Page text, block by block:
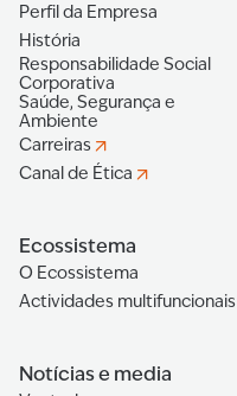
Perfil da Empresa
História
Responsabilidade Social
Corporativa
Saúde, Segurança e
Ambiente
Carreiras
Canal de Ética
Ecossistema
O Ecossistema
Actividades multifuncionais
Notícias e media